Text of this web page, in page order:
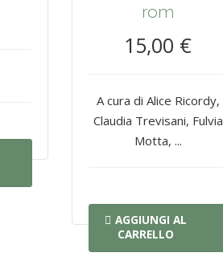
rom
15,00 €
A cura di Alice Ricordy,
Claudia Trevisani, Fulvia
Motta, ...
AGGIUNGI AL
CARRELLO